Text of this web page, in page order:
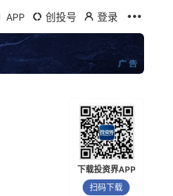
APP 创投号 登录
下载投资界APP
扫码下载